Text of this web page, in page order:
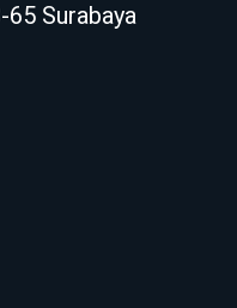
Surabaya